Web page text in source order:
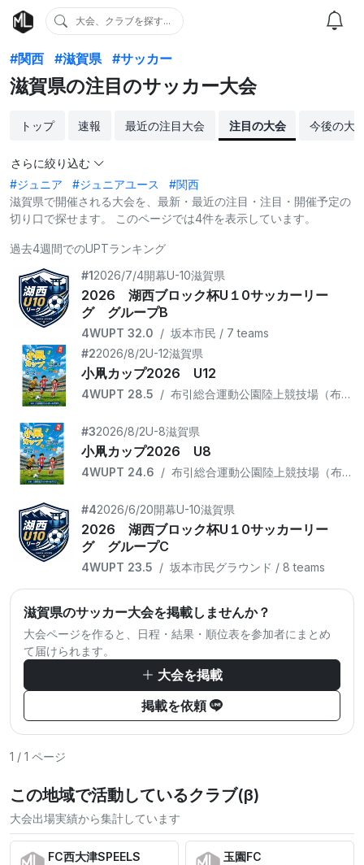
大会、クラブを探す...
#関西 #滋賀県 #サッカー
滋賀県の注目のサッカー大会
トップ 速報 最近の注目大会 注目の大会 今後の大
さらに絞り込む
#ジュニア
#ジュニアユース
#関西
滋賀県で開催される大会を、最新・最近の注目・注目・開催予定の
切り口で探せます。 このページでは4件を表示しています。
過去4週間でのUPTランキング
#12026/7/4開幕U-10滋賀県
2026 湖西ブロック杯U１0サッカーリー
グ グループB
4WUPT 32.0 / 坂本市民 / 7 teams
#22026/8/2U-12滋賀県
小凧カップ2026 U12
4WUPT 28.5 / 布引総合運動公園陸上競技場（布引グリーンスタジアム） / 4 teams
#32026/8/2U-8滋賀県
小凧カップ2026 U8
4WUPT 24.6 / 布引総合運動公園陸上競技場（布引グリーンスタジアム） / 10 teams
#42026/6/20開幕U-10滋賀県
2026 湖西ブロック杯U１0サッカーリー
グ グループC
4WUPT 23.5 / 坂本市民グラウンド / 8 teams
滋賀県のサッカー大会を掲載しませんか？
大会ページを作ると、日程・結果・順位表を参加者にまとめ
て届けられます。
大会を掲載
掲載を依頼
1 / 1 ページ
この地域で活動しているクラブ(β)
大会出場実績から集計しています
FC西大津SPEELS
玉園FC